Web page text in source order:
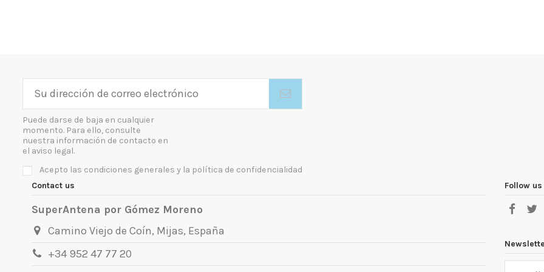
Puede darse de baja en cualquier
momento. Para ello, consulte
nuestra información de contacto en
el aviso legal.
Acepto las condiciones generales y la política de confidencialidad
Contact us
SuperAntena por Gómez Moreno
Camino Viejo de Coín, Mijas, España
+34 952 47 77 20
Follow us